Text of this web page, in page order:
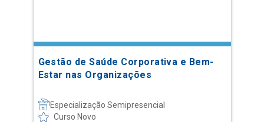
Gestão de Saúde Corporativa e Bem-
Estar nas Organizações
Especialização Semipresencial
Curso Novo